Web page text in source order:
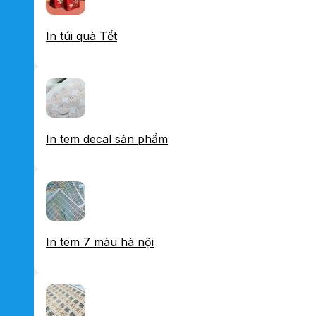
In túi quà Tết
In tem decal sản phẩm
In tem 7 màu hà nội